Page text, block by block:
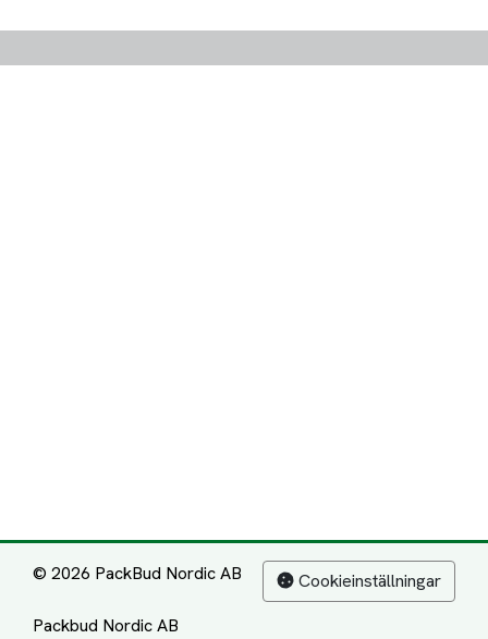
© 2026 PackBud Nordic AB
Packbud Nordic AB
Cookieinställningar